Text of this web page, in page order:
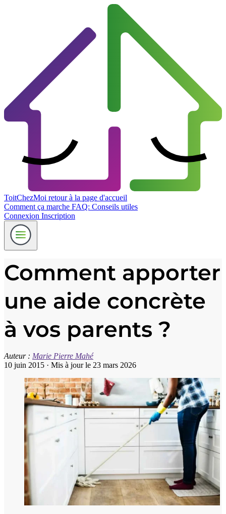
ToitChezMoi retour à la page d'accueil
Comment ça marche FAQ: Conseils utiles
Connexion Inscription
Comment apporter
une aide concrète
à vos parents ?
Auteur : Marie Pierre Mahé
10 juin 2015 · Mis à jour le 23 mars 2026